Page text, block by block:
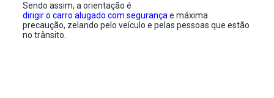
Sendo assim, a orientação é
dirigir o carro alugado com segurança e máxima
precaução, zelando pelo veículo e pelas pessoas que estão
no trânsito.